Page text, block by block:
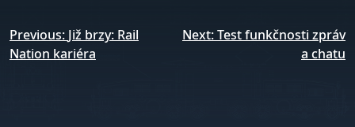
Navigace
pro
Previous: Již brzy: Rail
Nation kariéra
Next:Test funkčnosti zpráv
a chatu